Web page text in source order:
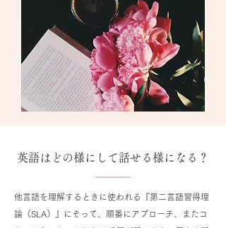
英語はどの様にして話せる様になる？
他言語を理解するときに使われる『第二言語習得理
論（SLA）』にそって、順番にアプローチ、またコ